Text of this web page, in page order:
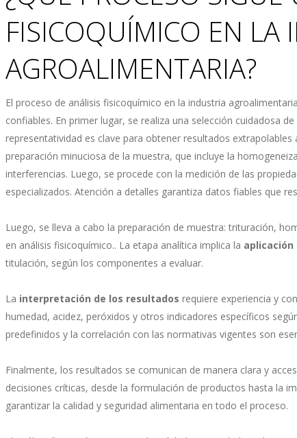
FISICOQUÍMICO EN LA
AGROALIMENTARIA?
El proceso de análisis fisicoquímico en la industria
confiables. En primer lugar, se realiza una selección cuidadosa
representatividad es clave para obtener resultados
preparación minuciosa de la muestra, que incluye la
interferencias. Luego, se procede con la medición de las
especializados. Atención a detalles garantiza datos fiables que
Luego, se lleva a cabo la preparación de muestra: trituración,
en análisis fisicoquímico.. La etapa analítica implica la aplicación
titulación, según los componentes a evaluar.
La interpretación de los resultados requiere experiencia y
humedad, acidez, peróxidos y otros indicadores específicos
predefinidos y la correlación con las normativas vigentes son
Finalmente, los resultados se comunican de manera clara y
decisiones críticas, desde la formulación de productos hasta la
garantizar la calidad y seguridad alimentaria en todo el proceso.